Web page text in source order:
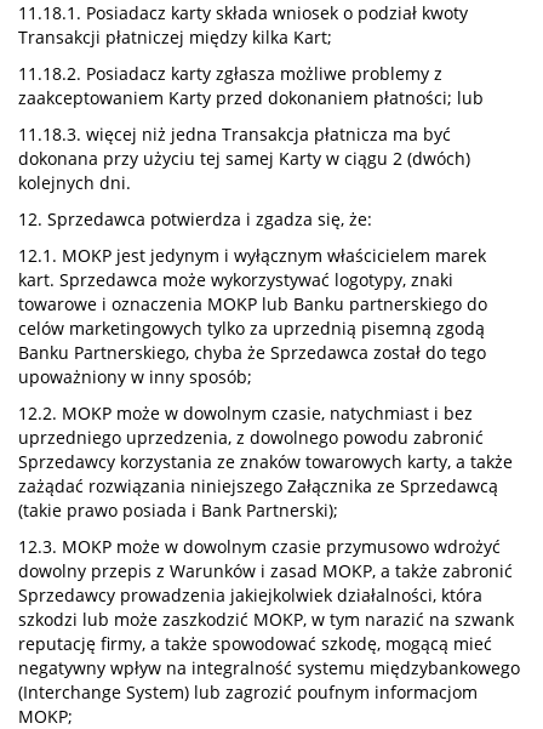
11.18.1. Posiadacz karty składa wniosek o podział kwoty
Transakcji płatniczej między kilka Kart;
11.18.2. Posiadacz karty zgłasza możliwe problemy z
zaakceptowaniem Karty przed dokonaniem płatności; lub
11.18.3. więcej niż jedna Transakcja płatnicza ma być
dokonana przy użyciu tej samej Karty w ciągu 2 (dwóch)
kolejnych dni.
12. Sprzedawca potwierdza i zgadza się, że:
12.1. MOKP jest jedynym i wyłącznym właścicielem marek
kart. Sprzedawca może wykorzystywać logotypy, znaki
towarowe i oznaczenia MOKP lub Banku partnerskiego do
celów marketingowych tylko za uprzednią pisemną zgodą
Banku Partnerskiego, chyba że Sprzedawca został do tego
upoważniony w inny sposób;
12.2. MOKP może w dowolnym czasie, natychmiast i bez
uprzedniego uprzedzenia, z dowolnego powodu zabronić
Sprzedawcy korzystania ze znaków towarowych karty, a także
zażądać rozwiązania niniejszego Załącznika ze Sprzedawcą
(takie prawo posiada i Bank Partnerski);
12.3. MOKP może w dowolnym czasie przymusowo wdrożyć
dowolny przepis z Warunków i zasad MOKP, a także zabronić
Sprzedawcy prowadzenia jakiejkolwiek działalności, która
szkodzi lub może zaszkodzić MOKP, w tym narazić na szwank
reputację firmy, a także spowodować szkodę, mogącą mieć
negatywny wpływ na integralność systemu międzybankowego
(Interchange System) lub zagrozić poufnym informacjom
MOKP;